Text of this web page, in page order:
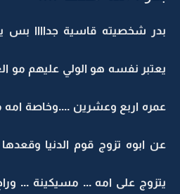
بدر شخصيته قاسية جداااا بس
يعتبر نفسه هو الولي عليهم مو
عمره اربع وعشرين ....وخاصة امه
عن ابوه تزوج قوم الدنيا
يتزوج على امه ... مسيكينة ...